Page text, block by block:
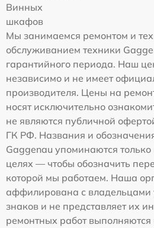
Винных
шкафов
Мы занимаемся ремонтом и
обслуживанием техники
гарантийного периода. Наш
независимо и не имеет
производителя. Цены на
носят исключительно
не являются публичной
ГК РФ. Названия и
Gaggenau упоминаются
целях — чтобы обозначить
которой мы работаем. Наша
аффилирована с владельцами
знаков и не представляет их
ремонтных работ